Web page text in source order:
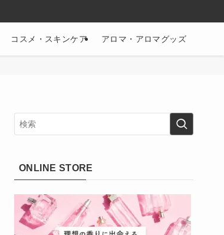
コスメ・スキンケア アロマ・アロマグッズ
ONLINE STORE